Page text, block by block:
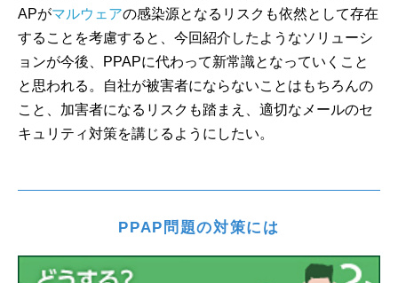
APがマルウェアの感染源となるリスクも依然として存在
することを考慮すると、今回紹介したようなソリューシ
ョンが今後、PPAPに代わって新常識となっていくこと
と思われる。自社が被害者にならないことはもちろんの
こと、加害者になるリスクも踏まえ、適切なメールのセ
キュリティ対策を講じるようにしたい。
PPAP問題の対策には